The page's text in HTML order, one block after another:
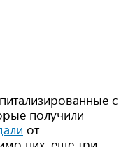
с
получили
от